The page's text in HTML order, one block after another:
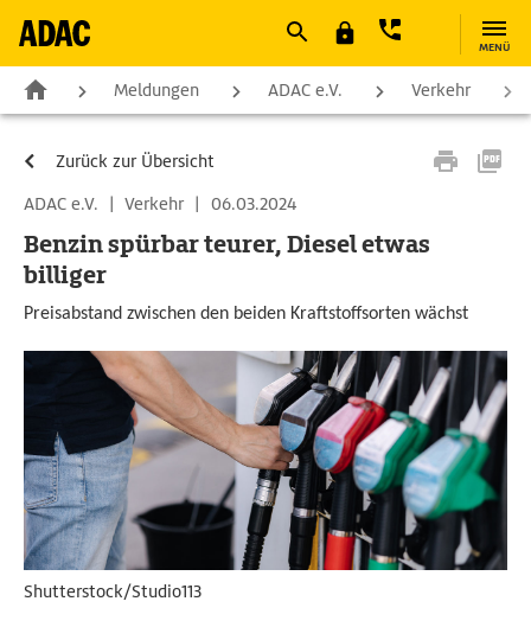
MENÜ
Meldungen ADAC e.V. Verkehr
Zurück zur Übersicht
ADAC e.V.
| Verkehr | 06.03.2024
Benzin spürbar teurer, Diesel etwas
billiger
Preisabstand zwischen den beiden Kraftstoffsorten wächst
Shutterstock/Studio113